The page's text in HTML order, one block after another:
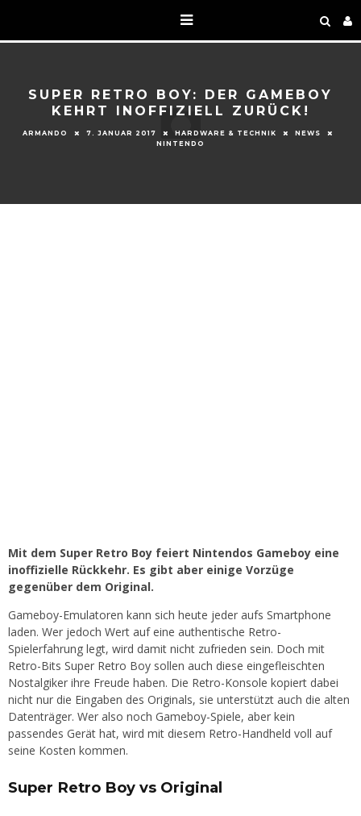
SUPER RETRO BOY: DER GAMEBOY
KEHRT INOFFIZIELL ZURÜCK!
ARMANDO 7. JANUAR 2017 HARDWARE & TECHNIK
NEWS
NINTENDO
Mit dem Super Retro Boy feiert Nintendos Gameboy eine
inoffizielle Rückkehr. Es gibt aber einige Vorzüge
gegenüber dem Original.
Gameboy-Emulatoren kann sich heute jeder aufs Smartphone
laden. Wer jedoch Wert auf eine authentische Retro-
Spielerfahrung legt, wird damit nicht zufrieden sein. Doch mit
Retro-Bits Super Retro Boy sollen auch diese eingefleischten
Nostalgiker ihre Freude haben. Die Retro-Konsole kopiert dabei
nicht nur die Eingaben des Originals, sie unterstützt auch die alten
Datenträger. Wer also noch Gameboy-Spiele, aber kein
passendes Gerät hat, wird mit diesem Retro-Handheld voll auf
seine Kosten kommen.
Super Retro Boy vs Original